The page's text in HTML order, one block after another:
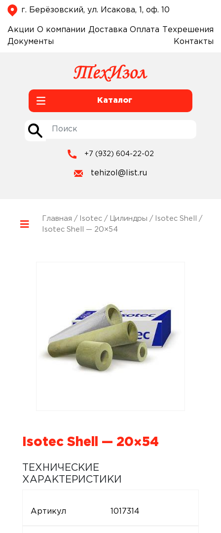
г. Берёзовский, ул. Исакова, 1, оф. 10
Акции О компании Доставка Оплата
Техрешения
Документы
Контакты
Каталог
+7 (932) 604-22-02
tehizol@list.ru
Главная / Isotec/ Цилиндры / Isotec Shell
/
Isotec Shell — 20×54
Isotec Shell — 20×54
ТЕХНИЧЕСКИЕ
ХАРАКТЕРИСТИКИ
Артикул 1017314